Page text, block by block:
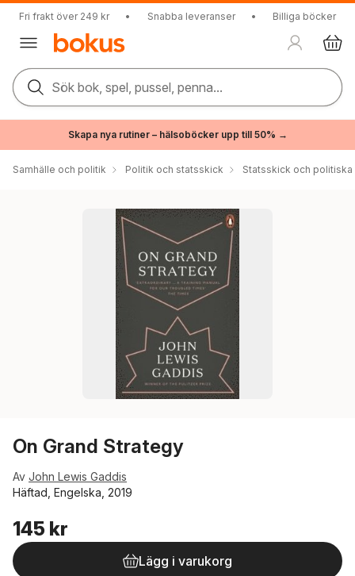
Fri frakt över 249 kr • Snabba leveranser • Billiga böcker
Sök bok, spel, pussel, penna...
Skapa nya rutiner – hälsoböcker upp till 50% →
Samhälle och politik Politik och statsskick Statsskick och
On Grand Strategy
Av John Lewis Gaddis
Häftad, Engelska, 2019
145 kr
Lägg i varukorg